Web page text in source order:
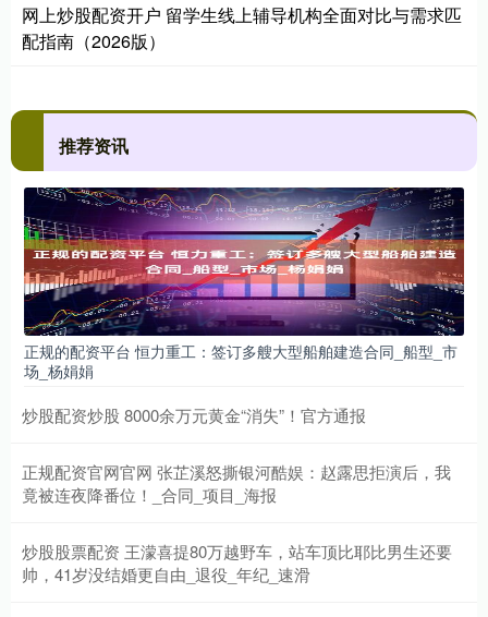
网上炒股配资开户 留学生线上辅导机构全面对比与需求匹
配指南（2026版）
推荐资讯
正规的配资平台 恒力重工：签订多艘大型船舶建造合同_船型_市
场_杨娟娟
炒股配资炒股 8000余万元黄金“消失”！官方通报
正规配资官网官网 张芷溪怒撕银河酷娱：赵露思拒演后，我
竟被连夜降番位！_合同_项目_海报
炒股股票配资 王濛喜提80万越野车，站车顶比耶比男生还要
帅，41岁没结婚更自由_退役_年纪_速滑